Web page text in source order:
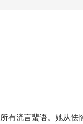
有流言蜚语。她从怯